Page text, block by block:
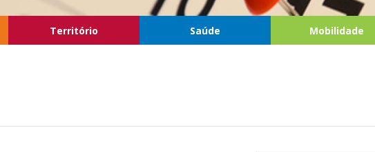
Território Saúde Mobilidade